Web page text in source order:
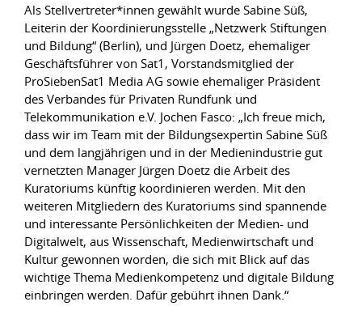
Als Stellvertreter*innen gewählt wurde Sabine Süß,
Leiterin der Koordinierungsstelle „Netzwerk Stiftungen
und Bildung“ (Berlin), und Jürgen Doetz, ehemaliger
Geschäftsführer von Sat1, Vorstandsmitglied der
ProSiebenSat1 Media AG sowie ehemaliger Präsident
des Verbandes für Privaten Rundfunk und
Telekommunikation e.V. Jochen Fasco: „Ich freue mich,
dass wir im Team mit der Bildungsexpertin Sabine Süß
und dem langjährigen und in der Medienindustrie gut
vernetzten Manager Jürgen Doetz die Arbeit des
Kuratoriums künftig koordinieren werden. Mit den
weiteren Mitgliedern des Kuratoriums sind spannende
und interessante Persönlichkeiten der Medien- und
Digitalwelt, aus Wissenschaft, Medienwirtschaft und
Kultur gewonnen worden, die sich mit Blick auf das
wichtige Thema Medienkompetenz und digitale Bildung
einbringen werden. Dafür gebührt ihnen Dank.“